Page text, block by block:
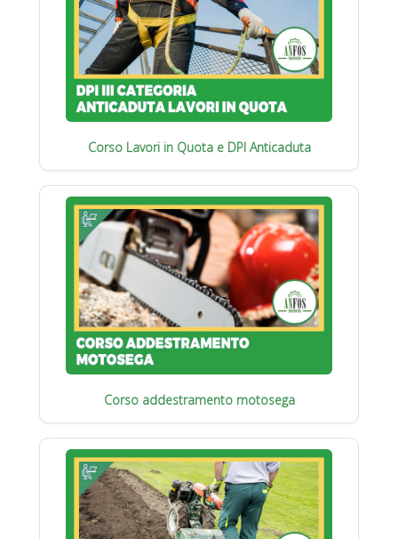
Corso Lavori in Quota e DPI Anticaduta
Corso addestramento motosega